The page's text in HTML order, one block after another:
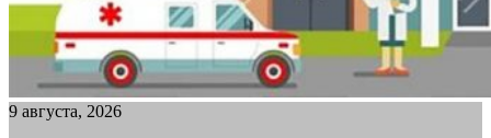
9 августа, 2026